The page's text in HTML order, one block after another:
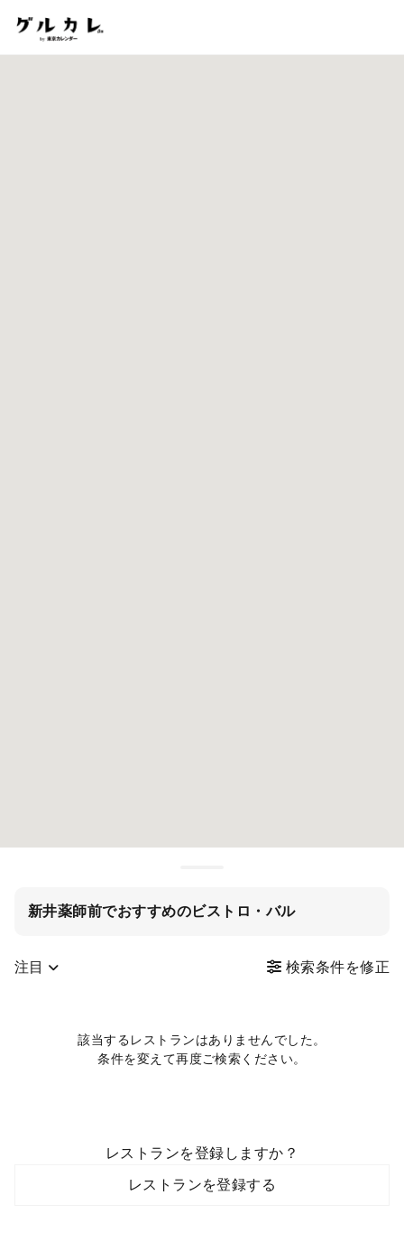
新井薬師前でおすすめのビストロ・バル
注目 検索条件を修正
該当するレストランはありませんでした。
条件を変えて再度ご検索ください。
レストランを登録しますか？
レストランを登録する